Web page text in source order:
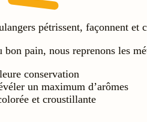
pétrissent, façonnent
pain, nous reprenons les
conservation
un maximum d’arômes
et croustillante